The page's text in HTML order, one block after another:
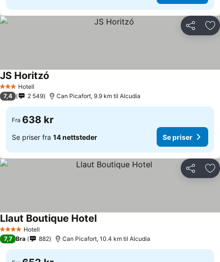
Del
3 StjernerHotell
JS Horitzó
7,4 2 549 Can Picafort, 9.9 km til Alcudia
Fra 638 kr
Se priser fra 14 nettsteder Se priser
Del
4 StjernerHotell
Llaut Boutique Hotel
7,7 Bra 882 Can Picafort, 10.4 km til Alcudia